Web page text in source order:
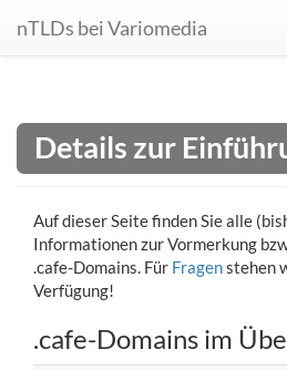
nTLDs bei Variomedia
Details zur
Auf dieser Seite finden Sie alle
Informationen zur Vormerkung
.cafe-Domains. Für Fragenstehen
Verfügung!
.cafe-Domains im